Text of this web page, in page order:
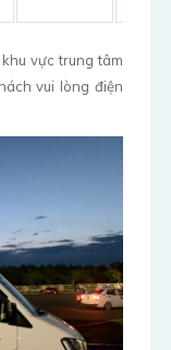
vực trung tâm
vui lòng điện